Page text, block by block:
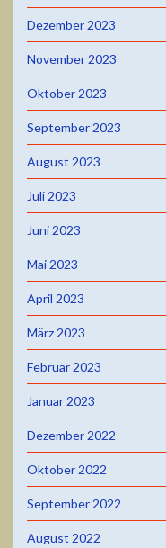
Dezember 2023
November 2023
Oktober 2023
September 2023
August 2023
Juli 2023
Juni 2023
Mai 2023
April 2023
März 2023
Februar 2023
Januar 2023
Dezember 2022
Oktober 2022
September 2022
August 2022